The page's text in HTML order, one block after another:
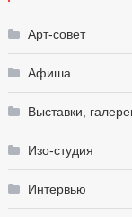
Арт-совет
Афиша
Выставки,
Изо-студия
Интервью